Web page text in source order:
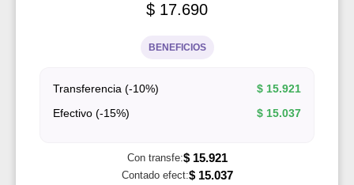
$ 17.690
BENEFICIOS
Transferencia (-10%) $ 15.921
Efectivo (-15%)
$ 15.037
Con transfe:$15.921
Contado efect:$15.037